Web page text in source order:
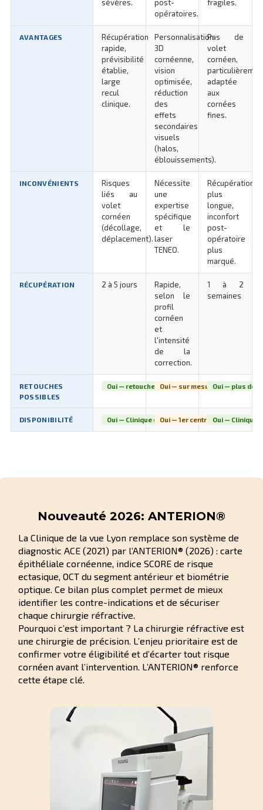
sévères.
post-
opératoires.
fragiles.
AVANTAGES
Récupération
rapide,
prévisibilité
établie,
large
recul
clinique.
Personnalisation
3D
cornéenne,
vision
optimisée,
réduction
des
effets
secondaires
visuels
(halos,
éblouissements).
Pas de
volet
cornéen,
adaptée
aux
cornées
fines.
INCONVÉNIENTS
Risques
liés au
volet
cornéen
(décollage,
déplacement).
Nécessite
une
expertise
spécifique
et le
laser
TENEO.
Récupération
plus
longue,
inconfort
post-
opératoire
plus
marqué.
RÉCUPÉRATION 2 à 5 jours
Rapide,
selon le
profil
cornéen
et
l'intensité
de la
correction.
1 à 2
semaines
RETOUCHES
POSSIBLES
Oui — retouches excimer fréquentes
Oui — sur mesure via analyse
Oui — plus
DISPONIBILITÉ Oui — Clinique de la vue LyonOui — 1er centre Auvergne-
Oui — Clinique
Nouveauté 2026: ANTERION®
La Clinique de la vue Lyon remplace son système de
diagnostic ACE (2021) par l’ANTERION® (2026) : carte
épithéliale cornéenne, indice SCORE de risque
ectasique, OCT du segment antérieur et biométrie
optique. Ce bilan plus complet permet de mieux
identifier les contre-indications et de sécuriser
chaque chirurgie réfractive.
Pourquoi c’est important ? La chirurgie réfractive est
une chirurgie de précision. L’enjeu prioritaire est de
confirmer votre éligibilité et d’écarter tout risque
cornéen avant l’intervention. L’ANTERION® renforce
cette étape clé.